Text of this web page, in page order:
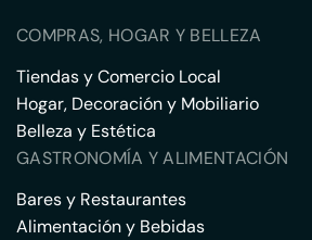
COMPRAS, HOGAR Y BELLEZA
Tiendas y Comercio Local
Hogar, Decoración y Mobiliario
Belleza y Estética
GASTRONOMÍA Y ALIMENTACIÓN
Bares y Restaurantes
Alimentación y Bebidas